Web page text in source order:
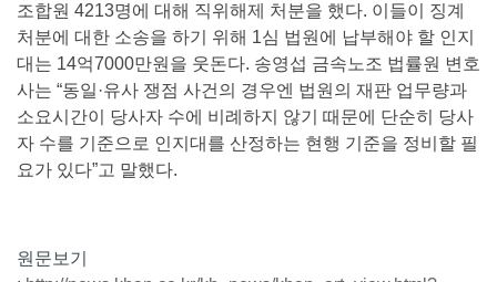
조합원 4213명에 대해 직위해제 처분을 했다. 이들이 징계
처분에 대한 소송을 하기 위해 1심 법원에 납부해야 할 인지
대는 14억7000만원을 웃돈다. 송영섭 금속노조 법률원 변호
사는 “동일·유사 쟁점 사건의 경우엔 법원의 재판 업무량과
소요시간이 당사자 수에 비례하지 않기 때문에 단순히 당사
자 수를 기준으로 인지대를 산정하는 현행 기준을 정비할 필
요가 있다”고 말했다.
원문보기